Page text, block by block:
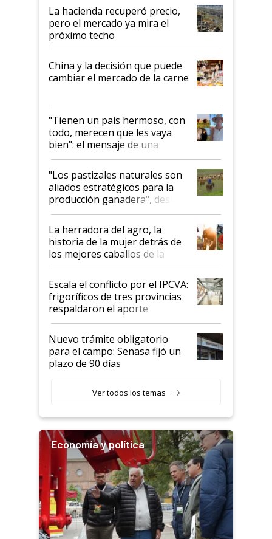
La hacienda recuperó precio,
pero el mercado ya mira el
próximo techo
China y la decisión que puede
cambiar el mercado de la carne
"Tienen un país hermoso, con
todo, merecen que les vaya
bien": el mensaje de una
ganadera uruguaya sobre las
oportunidades que se abren
para el agro en Argentina, con
foco en la carne
"Los pastizales naturales son
aliados estratégicos para la
producción ganadera", destaca
la iniciativa que ya reúne a 46
establecimientos en Argentina
La herradora del agro, la
historia de la mujer detrás de
los mejores caballos de la
Argentina y los mitos que
todavía hacen sufrir a estos
animales: "Mientras me
descalificaban, yo seguí
haciendo currículum"
Escala el conflicto por el IPCVA:
frigoríficos de tres provincias
respaldaron el aporte
obligatorio
Nuevo trámite obligatorio
para el campo: Senasa fijó un
plazo de 90 días
Ver todos los temas
Economía y política